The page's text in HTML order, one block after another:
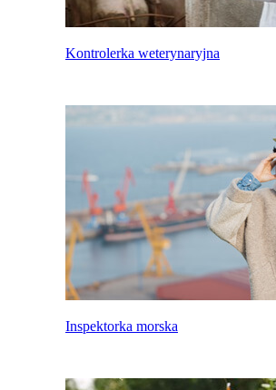
Kontrolerka weterynaryjna
Inspektorka morska